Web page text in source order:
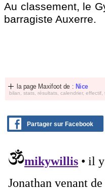
Au classement, le
barragiste Auxerre.
la page Maxifoot de : Nice
bilan, stats, résultats, calendrier, effectif,
Partager sur Facebook